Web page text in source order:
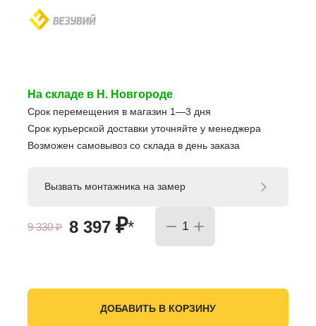
На складе в Н. Новгороде
Срок перемещения в магазин 1—3 дня
Срок курьерской доставки уточняйте у менеджера
Возможен самовывоз со склада в день заказа
9 330₽ 8 397 ₽*
Вызвать монтажника на замер